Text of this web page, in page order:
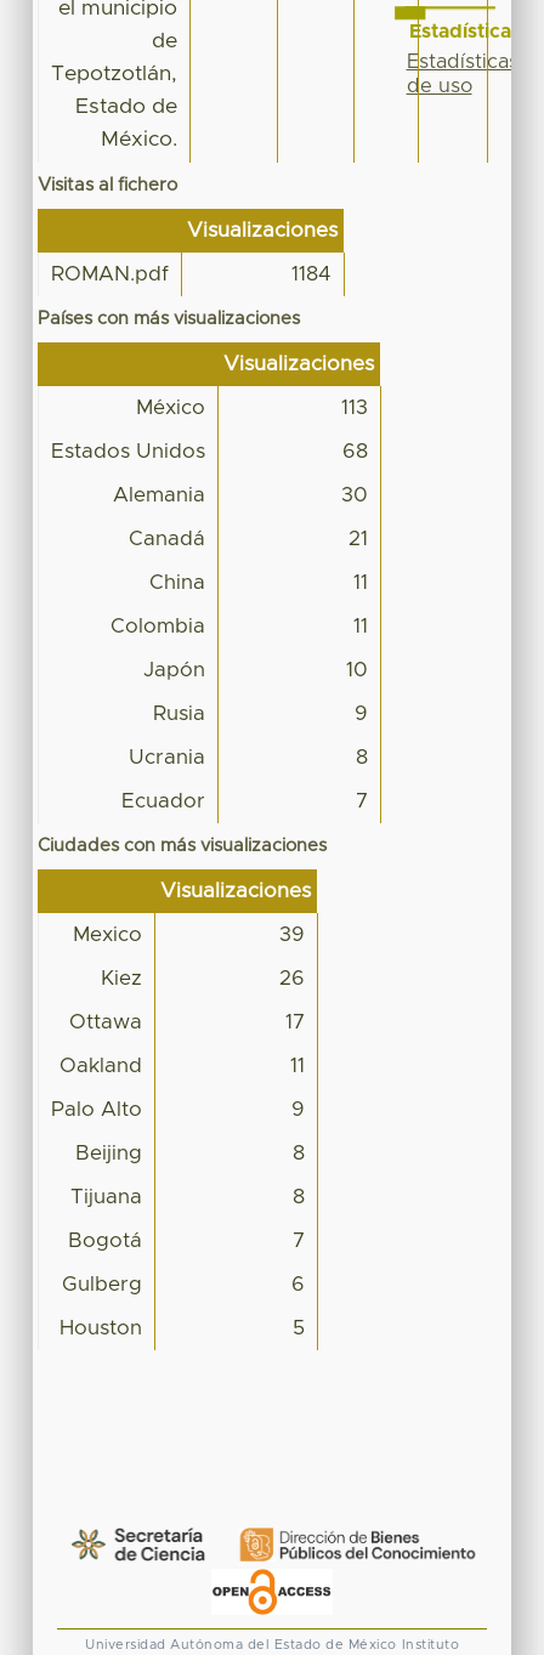
el municipio
de
Tepotzotlán,
Estado de
México.
Visitas al fichero
Visualizaciones
ROMAN.pdf 1184
Países con más visualizaciones
Visualizaciones
México 113
Estados Unidos 68
Alemania 30
Canadá 21
China 11
Colombia 11
Japón 10
Rusia 9
Ucrania 8
Ecuador 7
Ciudades con más visualizaciones
Visualizaciones
Mexico 39
Kiez 26
Ottawa 17
Oakland 11
Palo Alto 9
Beijing 8
Tijuana 8
Bogotá 7
Gulberg 6
Houston 5
Estadísticas
Estadísticas
de uso
Universidad Autónoma del Estado de México Instituto